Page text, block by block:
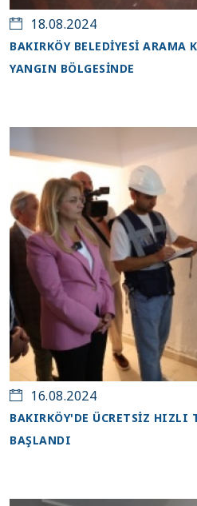
18.08.2024
BAKIRKÖY BELEDİYESİ ARAMA
YANGIN BÖLGESİNDE
16.08.2024
BAKIRKÖY'DE ÜCRETSİZ HIZLI
BAŞLANDI